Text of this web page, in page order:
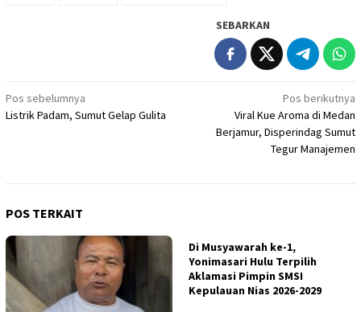
SEBARKAN
Navigasi
pos
Pos sebelumnya
Listrik Padam, Sumut Gelap Gulita
Pos berikutnya
Viral Kue Aroma di Medan
Berjamur, Disperindag Sumut
Tegur Manajemen
POS TERKAIT
Di Musyawarah ke-1,
Yonimasari Hulu Terpilih
Aklamasi Pimpin SMSI
Kepulauan Nias 2026-2029